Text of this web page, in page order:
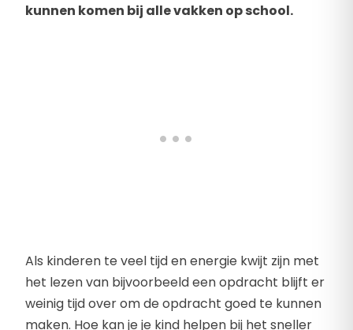
kunnen komen bij alle vakken op school.
Als kinderen te veel tijd en energie kwijt zijn met
het lezen van bijvoorbeeld een opdracht blijft er
weinig tijd over om de opdracht goed te kunnen
maken. Hoe kan je je kind helpen bij het sneller